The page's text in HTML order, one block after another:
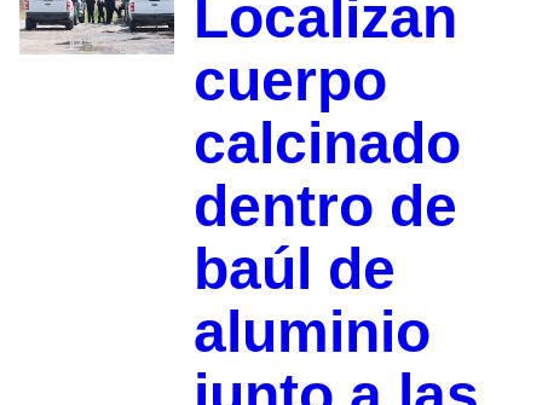
Localizan
cuerpo
calcinado
dentro de
baúl de
aluminio